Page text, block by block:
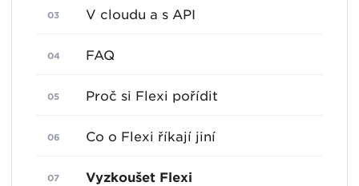
V cloudu a s API
FAQ
Proč si Flexi pořídit
Co o Flexi říkají jiní
Vyzkoušet Flexi